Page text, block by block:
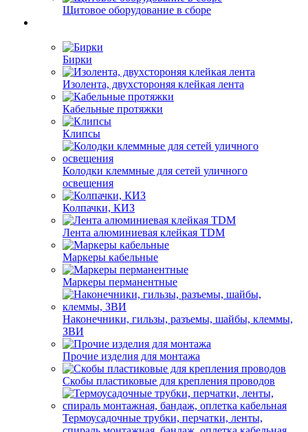
Щитовое оборудование в сборе
Бирки
Изолента, двухстороняя клейкая лента
Кабельные протяжки
Клипсы
Колодки клеммные для сетей уличного
освещения
Колпачки, КИЗ
Лента алюминиевая клейкая TDM
Маркеры кабельные
Маркеры перманентные
Наконечники, гильзы, разъемы, шайбы, клеммы,
ЗВИ
Прочие изделия для монтажа
Скобы пластиковые для крепления проводов
Термоусадочные трубки, перчатки, ленты,